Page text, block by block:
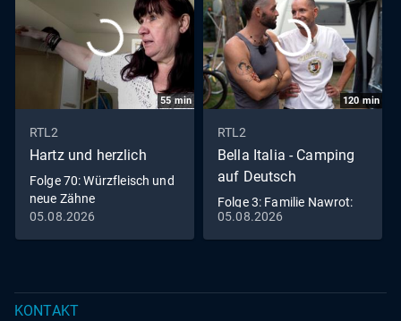
55min
RTL2
Hartz und herzlich
Folge 70: Würzfleisch und
neue Zähne
05.08.2026
120min
RTL2
Bella Italia - Camping
auf Deutsch
Folge 3: Familie Nawrot:
Mit dem Luxus-
Wohnwagen auf den
05.08.2026
KONTAKT